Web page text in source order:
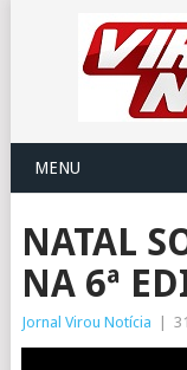
MENU
NATAL
NA 6ª
Jornal Virou Notícia